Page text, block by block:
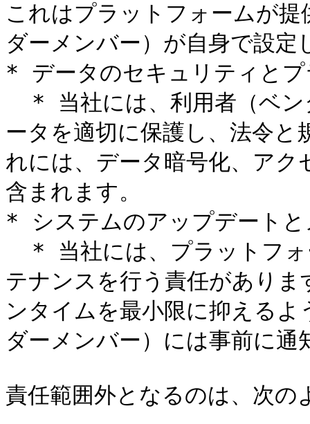
これはプラットフォームが
ダーメンバー）が自身で設
* データのセキュリティとプ
ータを適切に保護し、法令
れには、データ暗号化、アク
含まれます。
* システムのアップデート
テナンスを行う責任があり
ンタイムを最小限に抑える
ダーメンバー）には事前に通
責任範囲外となるのは、次の